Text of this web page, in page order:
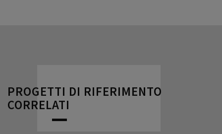
PROGETTI DI RIFERIMENTO
CORRELATI